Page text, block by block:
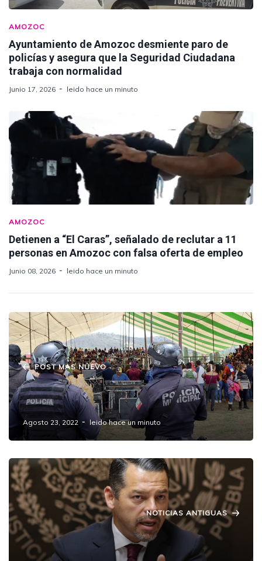
AMOZOC
Ayuntamiento de Amozoc desmiente paro de
policías y asegura que la Seguridad Ciudadana
trabaja con normalidad
Junio 17, 2026 leido hace un minuto
AMOZOC
Detienen a “El Caras”, señalado de reclutar a 11
personas en Amozoc con falsa oferta de empleo
Junio 08, 2026 leido hace un minuto
POST MAS NUEVO
Reportan autoridades saldo blanco en Feria
Patronal de Amozoc 2022
Agosto 23, 2022 leido hace un minuto
NOTICIAS ANTIGUAS
Los Juegos Héctor Sánchez y la cañería del